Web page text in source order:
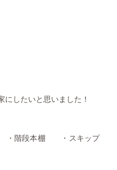
にしたいと思いました！
・階段本棚 ・スキップ